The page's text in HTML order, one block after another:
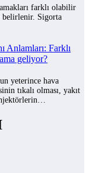
farklı olabilir
belirlenir. Sigorta
Anlamları: Farklı
geliyor?
yeterince hava
tıkalı olması, yakıt